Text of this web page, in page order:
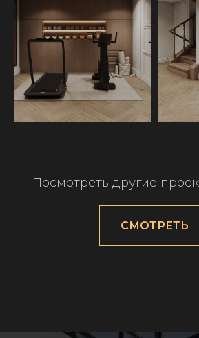
Посмотреть другие
СМОТРЕТЬ